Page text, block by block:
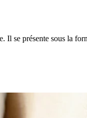
Il se présente sous la